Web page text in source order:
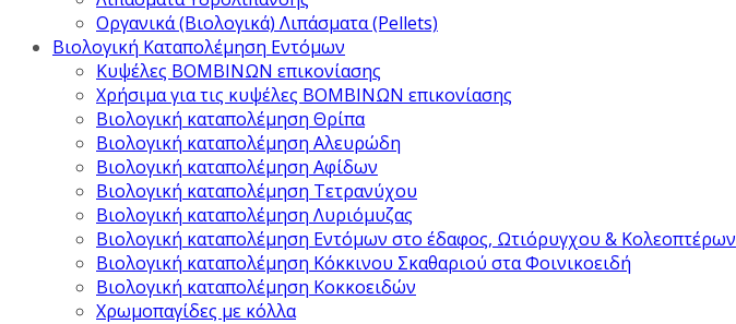
Οργανικά (Βιολογικά) Λιπάσματα (Pellets)
Βιολογική Καταπολέμηση Εντόμων
Κυψέλες ΒΟΜΒΙΝΩΝ επικονίασης
Χρήσιμα για τις κυψέλες ΒΟΜΒΙΝΩΝ επικονίασης
Βιολογική καταπολέμηση Θρίπα
Βιολογική καταπολέμηση Αλευρώδη
Βιολογική καταπολέμηση Αφίδων
Βιολογική καταπολέμηση Τετρανύχου
Βιολογική καταπολέμηση Λυριόμυζας
Βιολογική καταπολέμηση Εντόμων στο έδαφος, Ωτιόρυγχου & Κολεοπτέρων
Βιολογική καταπολέμηση Κόκκινου Σκαθαριού στα Φοινικοειδή
Βιολογική καταπολέμηση Κοκκοειδών
Χρωμοπαγίδες με κόλλα